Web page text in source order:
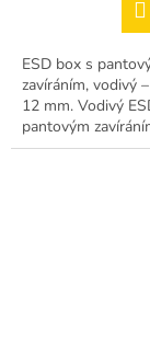
ESD box s
zavíráním, vodivý
12 mm. Vodivý
pantovým
77 x 55 x 12 mm.